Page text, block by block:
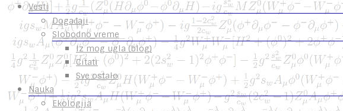
Vesti
Događaji
Slobodno vreme
Iz mog ugla (blog)
Citati
Sve ostalo
Nauka
Ekologija